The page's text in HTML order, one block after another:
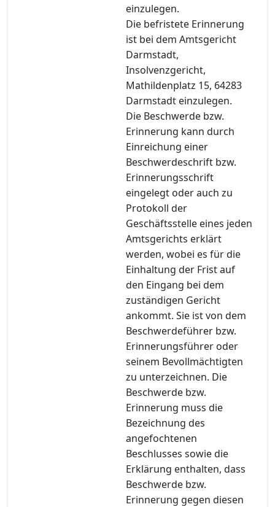
einzulegen.
Die befristete Erinnerung
ist bei dem Amtsgericht
Darmstadt,
Insolvenzgericht,
Mathildenplatz 15, 64283
Darmstadt einzulegen.
Die Beschwerde bzw.
Erinnerung kann durch
Einreichung einer
Beschwerdeschrift bzw.
Erinnerungsschrift
eingelegt oder auch zu
Protokoll der
Geschäftsstelle eines jeden
Amtsgerichts erklärt
werden, wobei es für die
Einhaltung der Frist auf
den Eingang bei dem
zuständigen Gericht
ankommt. Sie ist von dem
Beschwerdeführer bzw.
Erinnerungsführer oder
seinem Bevollmächtigten
zu unterzeichnen. Die
Beschwerde bzw.
Erinnerung muss die
Bezeichnung des
angefochtenen
Beschlusses sowie die
Erklärung enthalten, dass
Beschwerde bzw.
Erinnerung gegen diesen